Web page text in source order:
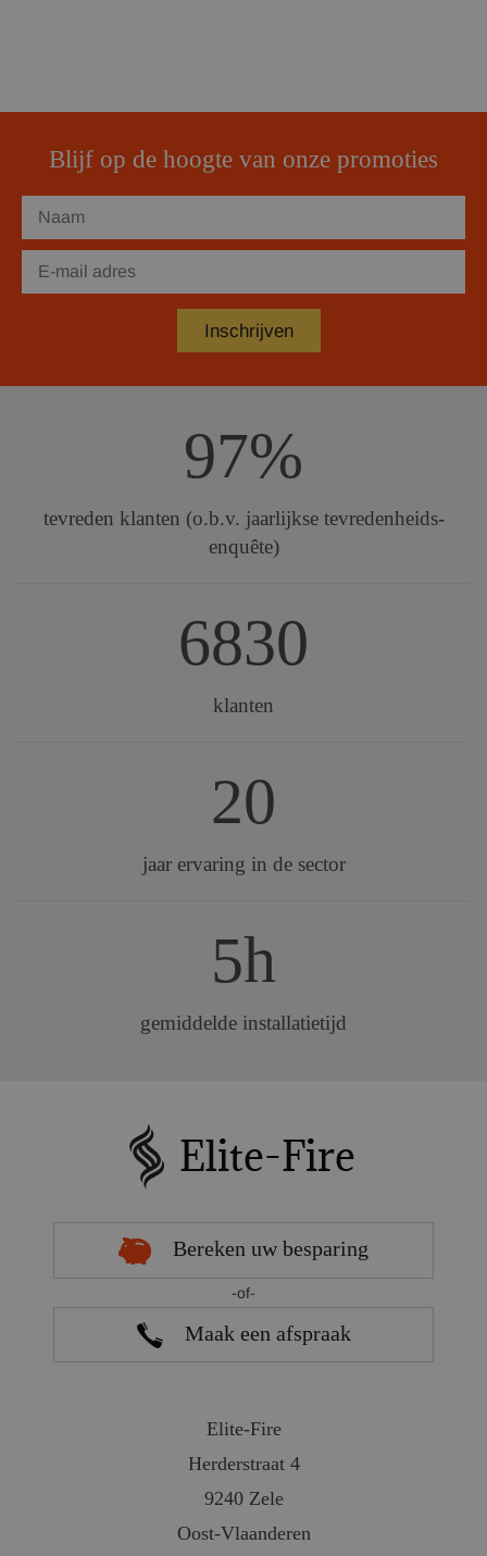
Blijf op de hoogte van onze promoties
97%
tevreden klanten (o.b.v. jaarlijkse tevredenheids-
enquête)
6830
klanten
20
jaar ervaring in de sector
5h
gemiddelde installatietijd
Bereken uw besparing
-of-
Maak een afspraak
Elite-Fire
Herderstraat 4
9240 Zele
Oost-Vlaanderen